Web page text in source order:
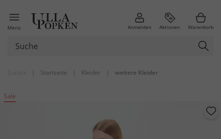
Menü Anmelden Aktionen Warenkorb
| Startseite | Kleider | weitere Kleider
Sale